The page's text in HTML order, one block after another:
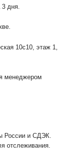
3 дня.
10с10, этаж 1,
менеджером
России и СДЭК.
отслеживания.